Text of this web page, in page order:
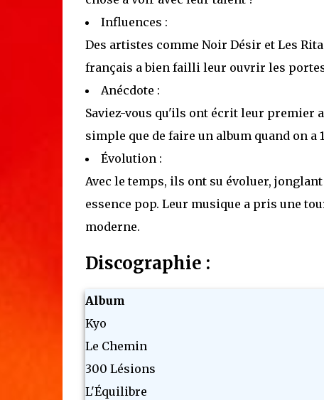
Influences :
Des artistes comme Noir Désir et Les
français a bien failli leur ouvrir les
Anécdote :
Saviez-vous qu'ils ont écrit leur premier
simple que de faire un album quand on a
Évolution :
Avec le temps, ils ont su évoluer,
essence pop. Leur musique a pris une
moderne.
Discographie :
Album
Kyo
Le Chemin
300 Lésions
L'Équilibre